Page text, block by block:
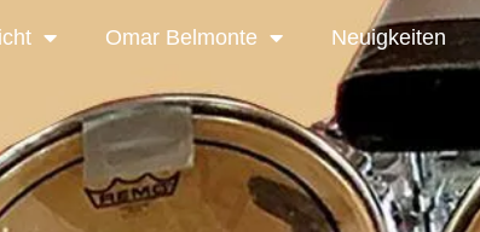
Omar Belmonte Neuigkeiten